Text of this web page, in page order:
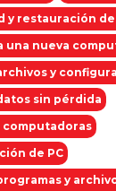
y restauración
una nueva
y
sin pérdida
de PC
y